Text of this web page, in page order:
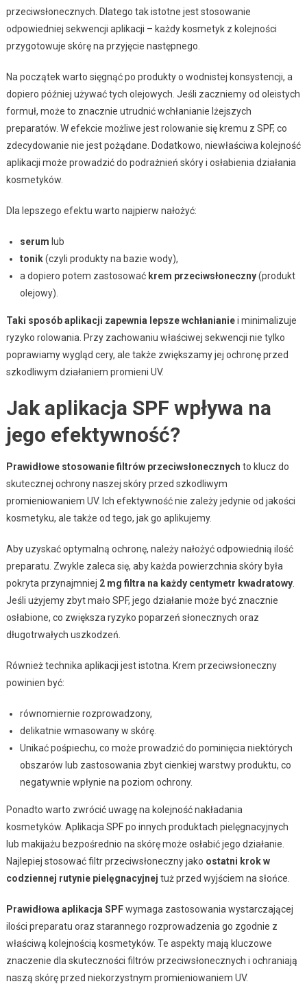
przeciwsłonecznych. Dlatego tak istotne jest stosowanie
odpowiedniej sekwencji aplikacji – każdy kosmetyk z kolejności
przygotowuje skórę na przyjęcie następnego.
Na początek warto sięgnąć po produkty o wodnistej konsystencji, a
dopiero później używać tych olejowych. Jeśli zaczniemy od oleistych
formuł, może to znacznie utrudnić wchłanianie lżejszych
preparatów. W efekcie możliwe jest rolowanie się kremu z SPF, co
zdecydowanie nie jest pożądane. Dodatkowo, niewłaściwa kolejność
aplikacji może prowadzić do podrażnień skóry i osłabienia działania
kosmetyków.
Dla lepszego efektu warto najpierw nałożyć:
serum lub
tonik(czyli produkty na bazie wody),
a dopiero potem zastosować krem przeciwsłoneczny(produkt
olejowy).
Taki sposób aplikacji zapewnia lepsze wchłanianiei minimalizuje
ryzyko rolowania. Przy zachowaniu właściwej sekwencji nie tylko
poprawiamy wygląd cery, ale także zwiększamy jej ochronę przed
szkodliwym działaniem promieni UV.
Jak aplikacja SPF wpływa na
jego efektywność?
Prawidłowe stosowanie filtrów przeciwsłonecznych to klucz do
skutecznej ochrony naszej skóry przed szkodliwym
promieniowaniem UV. Ich efektywność nie zależy jedynie od jakości
kosmetyku, ale także od tego, jak go aplikujemy.
Aby uzyskać optymalną ochronę, należy nałożyć odpowiednią ilość
preparatu. Zwykle zaleca się, aby każda powierzchnia skóry była
pokryta przynajmniej 2 mg filtra na każdy centymetr kwadratowy.
Jeśli użyjemy zbyt mało SPF, jego działanie może być znacznie
osłabione, co zwiększa ryzyko poparzeń słonecznych oraz
długotrwałych uszkodzeń.
Również technika aplikacji jest istotna. Krem przeciwsłoneczny
powinien być:
równomiernie rozprowadzony,
delikatnie wmasowany w skórę.
Unikać pośpiechu, co może prowadzić do pominięcia niektórych
obszarów lub zastosowania zbyt cienkiej warstwy produktu, co
negatywnie wpłynie na poziom ochrony.
Ponadto warto zwrócić uwagę na kolejność nakładania
kosmetyków. Aplikacja SPF po innych produktach pielęgnacyjnych
lub makijażu bezpośrednio na skórę może osłabić jego działanie.
Najlepiej stosować filtr przeciwsłoneczny jako ostatni krok w
codziennej rutynie pielęgnacyjnej tuż przed wyjściem na słońce.
Prawidłowa aplikacja SPFwymaga zastosowania wystarczającej
ilości preparatu oraz starannego rozprowadzenia go zgodnie z
właściwą kolejnością kosmetyków. Te aspekty mają kluczowe
znaczenie dla skuteczności filtrów przeciwsłonecznych i ochraniają
naszą skórę przed niekorzystnym promieniowaniem UV.